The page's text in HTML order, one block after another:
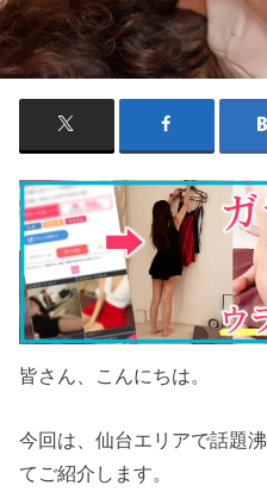
皆さん、こんにちは。
今回は、仙台エリアで話題
てご紹介します。